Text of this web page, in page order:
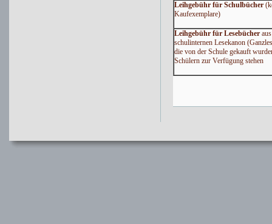
Leihgebühr für Schulbücher
Kaufexemplare)
Leihgebühr für Lesebücheraus
schulinternen Lesekanon
die von der Schule gekauft
Schülern zur Verfügung stehen